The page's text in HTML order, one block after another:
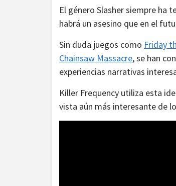
El género Slasher siempre ha
habrá un asesino que en el
Sin duda juegos como Friday
Chainsaw Massacre, se han
experiencias narrativas
Killer Frequency utiliza esta
vista aún más interesante de